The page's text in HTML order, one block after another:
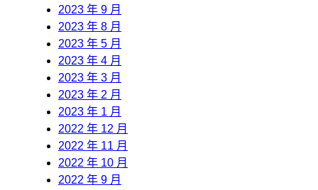
2023 年 9 月
2023 年 8 月
2023 年 5 月
2023 年 4 月
2023 年 3 月
2023 年 2 月
2023 年 1 月
2022 年 12 月
2022 年 11 月
2022 年 10 月
2022 年 9 月